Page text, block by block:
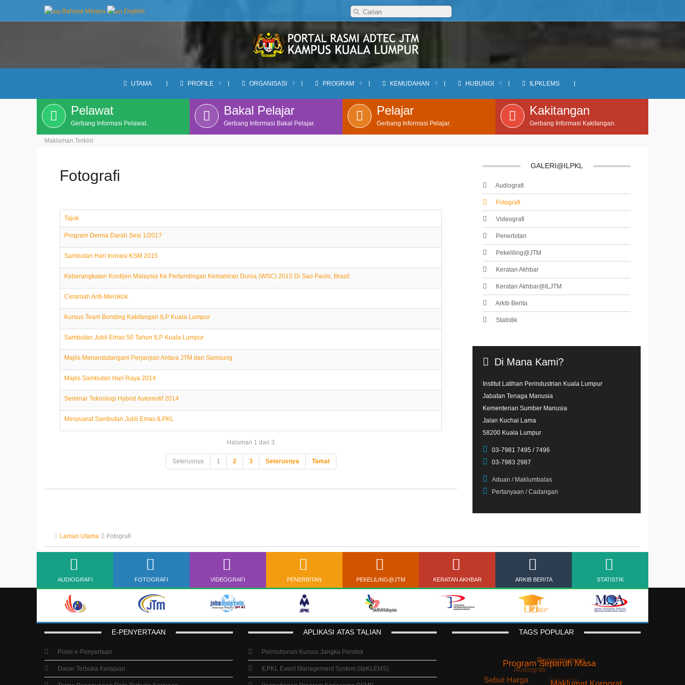
Bahasa Melayu English
UTAMA PROFILE ORGANISASI PROGRAM KEMUDAHAN HUBUNGI ILPKLEMS
Pelawat
Gerbang Informasi Pelawat.
Bakal Pelajar
Gerbang Informasi Bakal Pelajar.
Pelajar
Gerbang Informasi Pelajar.
Kakitangan
Gerbang Informasi Kakitangan.
Makluman Terkini
Fotografi
Tajuk
Program Derma Darah Sesi 1/2017
Sambutan Hari Inovasi KSM 2015
Keberangkatan Kontijen Malaysia Ke Pertandingan Kemahiran Dunia (WSC) 2015 Di Sao Paolo, Brazil
Ceramah Anti-Merokok
Kursus Team Bonding Kakitangan ILP Kuala Lumpur
Sambutan Jubli Emas 50 Tahun ILP Kuala Lumpur
Majlis Menandatangani Perjanjian Antara JTM dan Samsung
Majlis Sambutan Hari Raya 2014
Seminar Teknologi Hybrid Automotif 2014
Mesyuarat Sambutan Jubli Emas ILPKL
Halaman 1 dari 3
Seterusnya 1 2 3 Seterusnya Tamat
GALERI@ILPKL
Audiografi
Fotografi
Videografi
Penerbitan
Pekeliling@JTM
Keratan Akhbar
Keratan Akhbar@ILJTM
Arkib Berita
Statistik
Di Mana Kami?
Institut Latihan Perindustrian Kuala Lumpur
Jabatan Tenaga Manusia
Kementerian Sumber Manusia
Jalan Kuchai Lama
58200 Kuala Lumpur
03-7981 7495 / 7496
03-7983 2987
Aduan / Maklumbalas
Pertanyaan / Cadangan
Laman Utama Fotografi
AUDIOGRAFI FOTOGRAFI VIDEOGRAFI PENERBITAN PEKELILING@JTM KERATAN AKHBAR ARKIB BERITA STATISTIK
E-PENYERTAAN
Polisi e-Penyertaan
Dasar Terbuka Kerajaan
APLIKASI ATAS TALIAN
Permohonan Kursus Jangka Pendek
ILPKL Event Management System (ilpKLEMS)
TAGS POPULAR